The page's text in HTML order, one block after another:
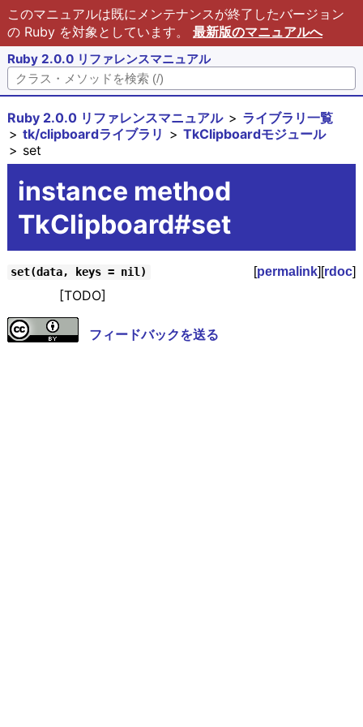
このマニュアルは既にメンテナンスが終了したバージョン
の Ruby を対象としています。 最新版のマニュアルへ
Ruby 2.0.0 リファレンスマニュアル
Ruby 2.0.0 リファレンスマニュアル
ライブラリ一覧
tk/clipboardライブラリ
TkClipboardモジュール
set
instance method
TkClipboard#set
set(data, keys = nil) [permalink][rdoc]
[TODO]
フィードバックを送る